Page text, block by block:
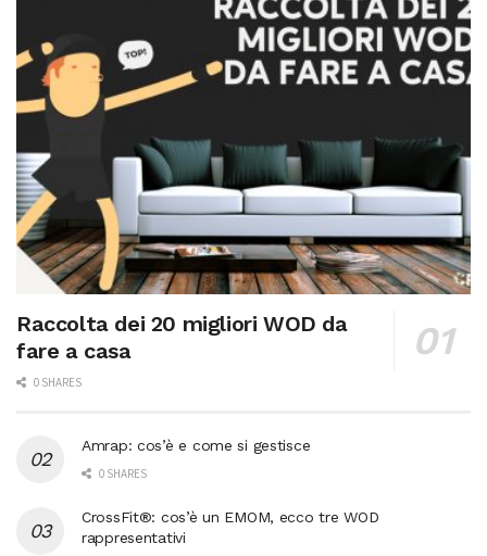
Raccolta dei 20 migliori WOD da
fare a casa
0 SHARES
Amrap: cos’è e come si gestisce
0 SHARES
CrossFit®: cos’è un EMOM, ecco tre WOD
rappresentativi